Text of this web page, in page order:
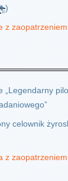
)
z zaopatrzeniem
„Legendarny
celownik
z zaopatrzeniem